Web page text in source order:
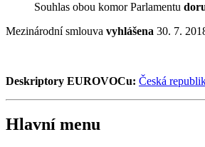
Souhlas obou komor Parlamentu
Mezinárodní smlouva vyhlášena 30. 7.
Deskriptory EUROVOCu: Česká
Hlavní menu